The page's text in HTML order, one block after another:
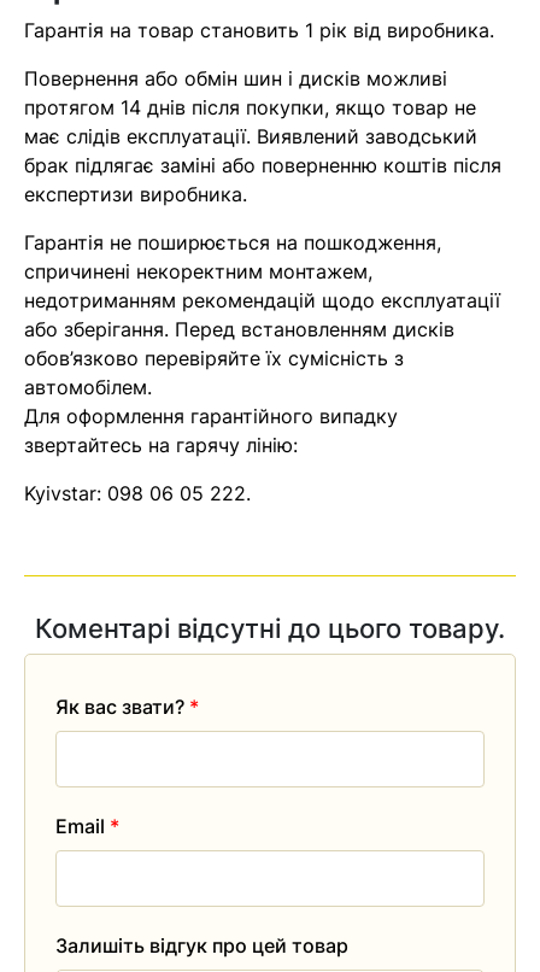
Помилка:Contact form не
знайдена.
Гарантія на товар становить 1 рік від виробника.
Повернення або обмін шин і дисків можливі
протягом 14 днів після покупки, якщо товар не
має слідів експлуатації. Виявлений заводський
брак підлягає заміні або поверненню коштів після
експертизи виробника.
Гарантія не поширюється на пошкодження,
спричинені некоректним монтажем,
недотриманням рекомендацій щодо експлуатації
або зберігання. Перед встановленням дисків
обов’язково перевіряйте їх сумісність з
автомобілем.
Для оформлення гарантійного випадку
звертайтесь на гарячу лінію:
Kyivstar: 098 06 05 222.
Коментарі відсутні до цього товару.
Залишіть відгук про цей товар
Як вас звати? *
Email *